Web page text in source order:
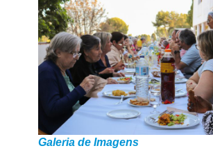
Galeria de Imagens